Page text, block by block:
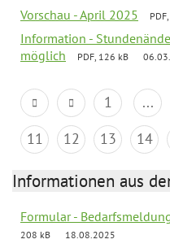
Vorschau - April 2025
Information -
möglich
PDF, 126 kB
1 ...
11
12 13 14
Informationen aus
Formular -
208 kB
18.08.2025